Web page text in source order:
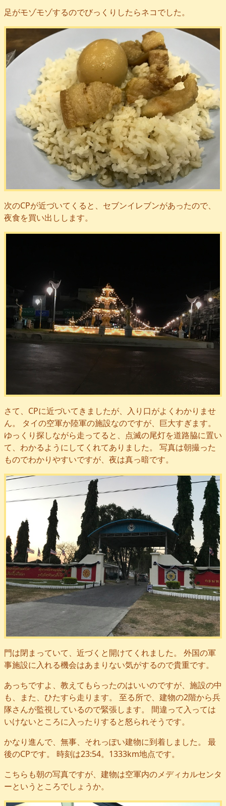
足がモゾモゾするのでびっくりしたらネコでした。
次のCPが近づいてくると、セブンイレブンがあったので、
夜食を買い出しします。
さて、CPに近づいてきましたが、入り口がよくわかりませ
ん。 タイの空軍か陸軍の施設なのですが、巨大すぎます。
ゆっくり探しながら走ってると、点滅の尾灯を道路脇に置い
て、わかるようにしてくれてありました。 写真は朝撮った
ものでわかりやすいですが、夜は真っ暗です。
門は閉まっていて、近づくと開けてくれました。 外国の軍
事施設に入れる機会はあまりない気がするので貴重です。
あっちですよ、教えてもらったのはいいのですが、施設の中
も、また、ひたすら走ります。 至る所で、建物の2階から兵
隊さんが監視しているので緊張します。 間違って入っては
いけないところに入ったりすると怒られそうです。
かなり進んで、無事、それっぽい建物に到着しました。 最
後のCPです。 時刻は23:54。1333km地点です。
こちらも朝の写真ですが、建物は空軍内のメディカルセンタ
ーというところでしょうか。